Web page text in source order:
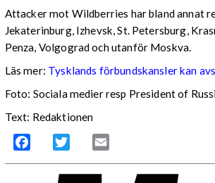
Attacker mot Wildberries har bland annat
Jekaterinburg, Izhevsk, St. Petersburg,
Penza, Volgograd och utanför Moskva.
Läs mer: Tysklands förbundskansler kan
Foto: Sociala medier resp President of
Text: Redaktionen
Facebook Twitter